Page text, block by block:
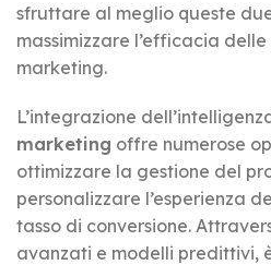
sfruttare al meglio queste
massimizzare l’efficacia
marketing.
L’integrazione
marketing offre numerose
ottimizzare la gestione del
personalizzare l’esperienza
tasso di conversione.
avanzati e modelli predittivi,